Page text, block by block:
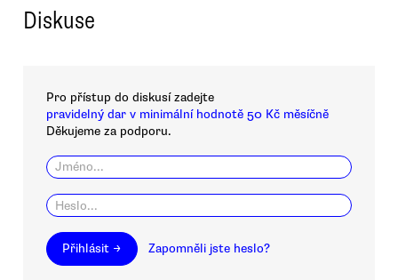
Diskuse
Pro přístup do diskusí zadejte
pravidelný dar v minimální hodnotě 50 Kč měsíčně
Děkujeme za podporu.
Přihlásit → Zapomněli jste heslo?